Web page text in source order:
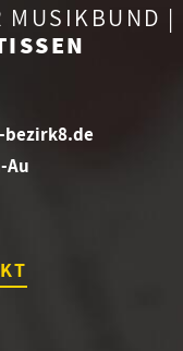
MUSIKBUND |
bezirk8.de
Au